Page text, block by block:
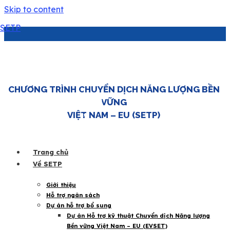
Skip to content
SETP
CHƯƠNG TRÌNH CHUYỂN DỊCH NĂNG LƯỢNG BỀN
VỮNG
VIỆT NAM – EU (SETP)
Trang chủ
Về SETP
Giới thiệu
Hỗ trợ ngân sách
Dự án hỗ trợ bổ sung
Dự án Hỗ trợ kỹ thuật Chuyển dịch Năng lượng
Bền vững Việt Nam – EU (EVSET)
|
IEEP
,
Ngày 9/10/2025, Chương trình đào tạo “